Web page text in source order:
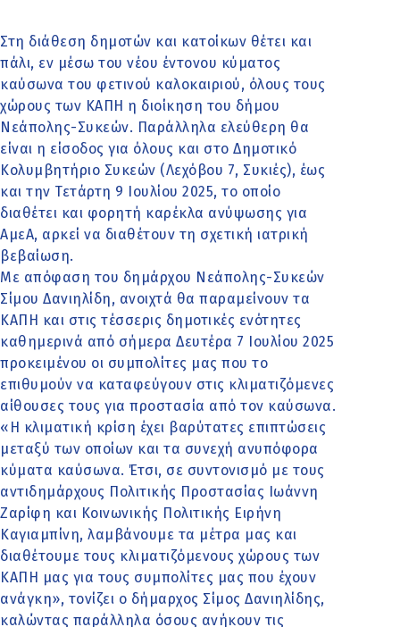
Στη διάθεση δημοτών και κατοίκων θέτει και
πάλι, εν μέσω του νέου έντονου κύματος
καύσωνα του φετινού καλοκαιριού, όλους τους
χώρους των ΚΑΠΗ η διοίκηση του δήμου
Νεάπολης-Συκεών. Παράλληλα ελεύθερη θα
είναι η είσοδος για όλους και στο Δημοτικό
Κολυμβητήριο Συκεών (Λεχόβου 7, Συκιές), έως
και την Τετάρτη 9 Ιουλίου 2025, το οποίο
διαθέτει και φορητή καρέκλα ανύψωσης για
ΑμεΑ, αρκεί να διαθέτουν τη σχετική ιατρική
βεβαίωση.
Με απόφαση του δημάρχου Νεάπολης-Συκεών
Σίμου Δανιηλίδη, ανοιχτά θα παραμείνουν τα
ΚΑΠΗ και στις τέσσερις δημοτικές ενότητες
καθημερινά από σήμερα Δευτέρα 7 Ιουλίου 2025
προκειμένου οι συμπολίτες μας που το
επιθυμούν να καταφεύγουν στις κλιματιζόμενες
αίθουσες τους για προστασία από τον καύσωνα.
«Η κλιματική κρίση έχει βαρύτατες επιπτώσεις
μεταξύ των οποίων και τα συνεχή ανυπόφορα
κύματα καύσωνα. Έτσι, σε συντονισμό με τους
αντιδημάρχους Πολιτικής Προστασίας Ιωάννη
Ζαρίφη και Κοινωνικής Πολιτικής Ειρήνη
Καγιαμπίνη, λαμβάνουμε τα μέτρα μας και
διαθέτουμε τους κλιματιζόμενους χώρους των
ΚΑΠΗ μας για τους συμπολίτες μας που έχουν
ανάγκη», τονίζει ο δήμαρχος Σίμος Δανιηλίδης,
καλώντας παράλληλα όσους ανήκουν τις